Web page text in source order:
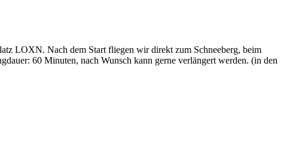
LOXN. Nach dem Start fliegen wir direkt zum Schneeberg, beim
60 Minuten, nach Wunsch kann gerne verlängert werden. (in den